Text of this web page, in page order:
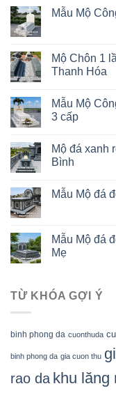
Mẫu Mộ
Mộ Chôn 1
Thanh Hóa
Mẫu Mộ
3 cấp
Mộ đá xanh
Bình
Mẫu Mộ đá
Mẫu Mộ đá
Mẹ
TỪ KHÓA GỢI Ý
binh phong da cuonthuda
binh phong da gia cuon thu
rao da khu lăng